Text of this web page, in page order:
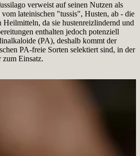
verweist auf seinen Nutzen als
lateinischen "tussis", Husten, ab - die
Heilmitteln, da sie hustenreizlindernd und
enthalten jedoch potenziell
(PA), deshalb kommt der
PA-freie Sorten selektiert sind, in der
Einsatz.